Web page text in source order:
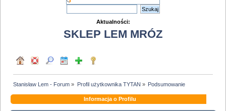
Aktualności:
SKLEP LEM MRÓZ
Stanisław Lem - Forum » Profil użytkownika TYTAN » Podsumowanie
Informacja o Profilu